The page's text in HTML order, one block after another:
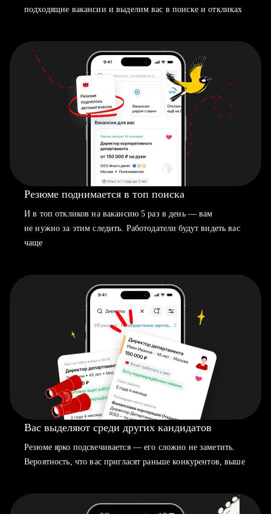
подходящие вакансии и выделим вас в поиске и откликах
Резюме поднимается в топ поиска
И в топ откликов на вакансию 5 раз в день — вам
не нужно за этим следить. Работодатели будут видеть вас
чаще
Вас выделяют среди других кандидатов
Резюме ярко подсвечивается — его сложно не заметить.
Вероятность, что вас пригласят раньше конкурентов, выше